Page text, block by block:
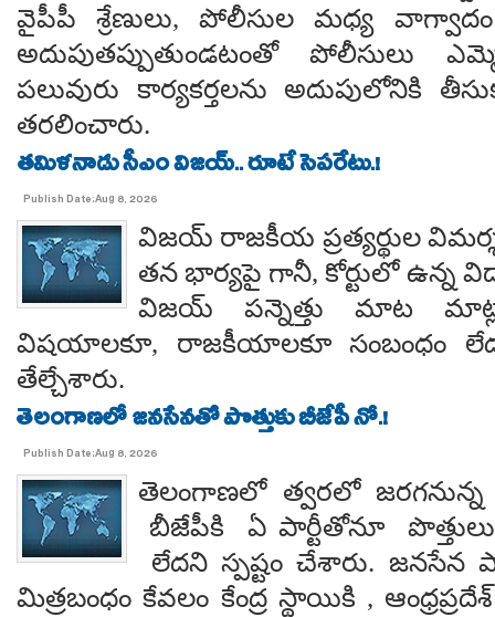
వైపీపీ శ్రేణులు, పోలీసుల మధ్య వాగ్వాదం
అదుపుతప్పుతుండటంతో పోలీసులు
పలువురు కార్యకర్తలను అదుపులోనికి
తరలించారు.
తమిళనాడు సీఎం విజయ్.. రూటే సెపరేటు.!
Publish Date:Aug 8, 2026
విజయ్ రాజకీయ ప్రత్యర్థుల
తన భార్యపై గానీ, కోర్టులో ఉన్న
విజయ్ పన్నెత్తు మాట
విషయాలకూ, రాజకీయాలకూ సంబంధం
తేల్చేశారు.
తెలంగాణలో జనసేనతో పొత్తుకు బీజేపీ నో.!
Publish Date:Aug 8, 2026
తెలంగాణలో త్వరలో
బీజేపీకి ఏ పార్టీతోనూ పొత్తులు
లేదని స్పష్టం చేశారు. జనసేన
మిత్రబంధం కేవలం కేంద్ర స్థాయికి ,